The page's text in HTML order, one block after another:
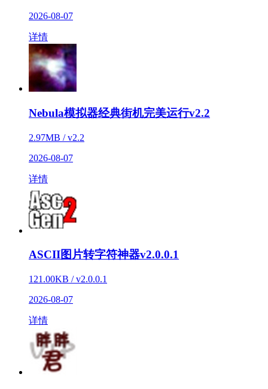
2026-08-07
详情
Nebula模拟器经典街机完美运行v2.2
2.97MB / v2.2
2026-08-07
详情
ASCII图片转字符神器v2.0.0.1
121.00KB / v2.0.0.1
2026-08-07
详情